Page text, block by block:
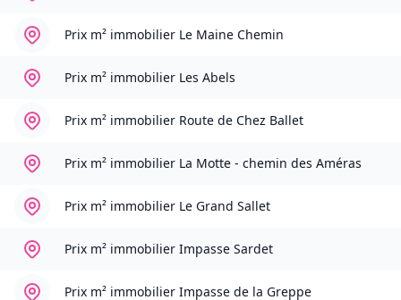
Prix m² immobilier Le Maine Chemin
Prix m² immobilier Les Abels
Prix m² immobilier Route de Chez Ballet
Prix m² immobilier La Motte - chemin des Améras
Prix m² immobilier Le Grand Sallet
Prix m² immobilier Impasse Sardet
Prix m² immobilier Impasse de la Greppe